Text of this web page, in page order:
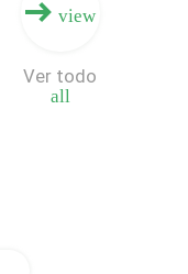
view
all
Ver todo